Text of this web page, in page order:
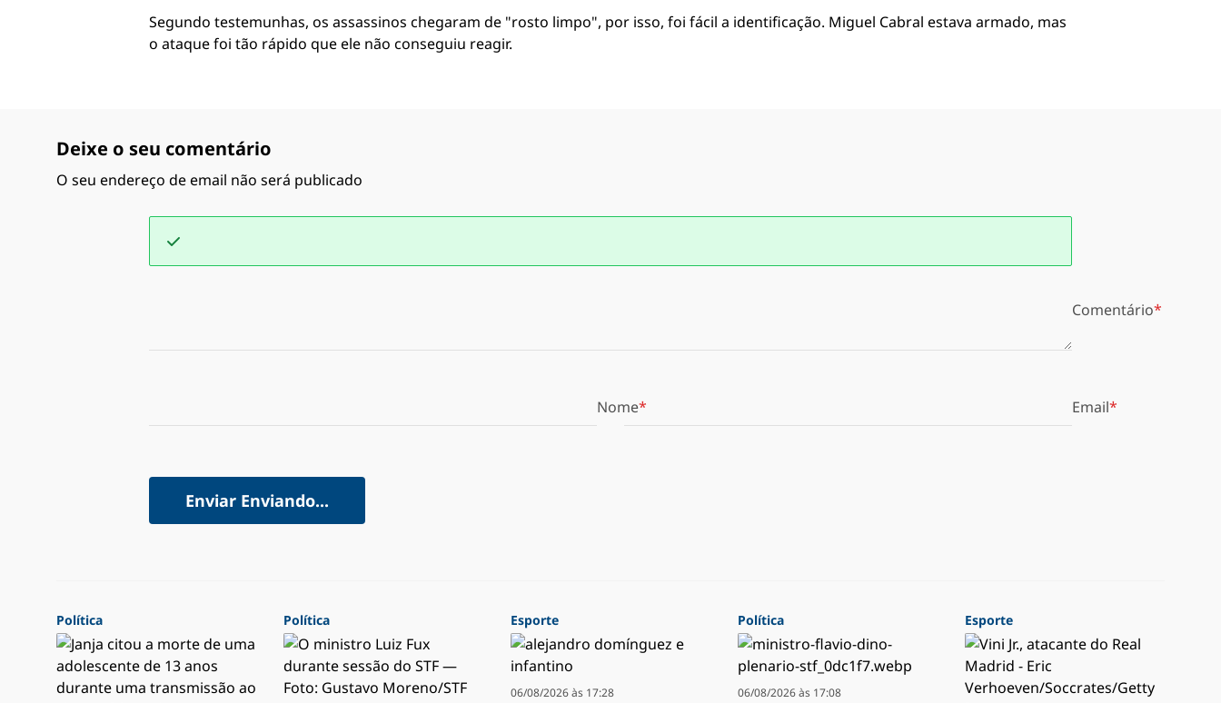
Segundo testemunhas, os assassinos chegaram de "rosto limpo", por isso, foi fácil a identificação. Miguel Cabral estava armado, mas
o ataque foi tão rápido que ele não conseguiu reagir.
Deixe o seu comentário
O seu endereço de email não será publicado
Comentário
Nome Email
Enviar Enviando...
Política Política Esporte
06/08/2026 às 17:28
Política
06/08/2026 às 17:08
Esporte